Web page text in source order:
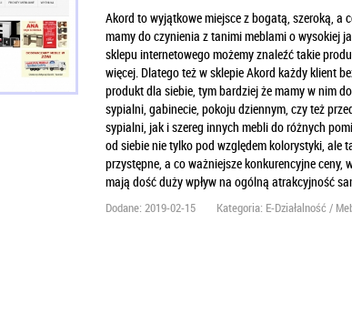
Akord to wyjątkowe miejsce z bogatą, szeroką,
mamy do czynienia z tanimi meblami o wysokiej
sklepu internetowego możemy znaleźć takie
więcej. Dlatego też w sklepie Akord każdy klient
produkt dla siebie, tym bardziej że mamy w nim
sypialni, gabinecie, pokoju dziennym, czy też
sypialni, jak i szereg innych mebli do różnych
od siebie nie tylko pod względem kolorystyki, ale
przystępne, a co ważniejsze konkurencyjne
mają dość duży wpływ na ogólną atrakcyjność
Dodane: 2019-02-15 Kategoria: E-Działalność /